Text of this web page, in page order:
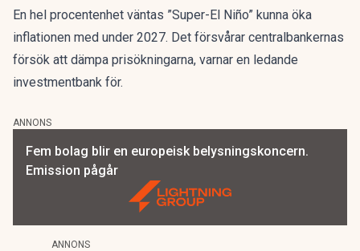
En hel procentenhet väntas ”Super-El Niño” kunna öka
inflationen med under 2027. Det försvårar centralbankernas
försök att dämpa prisökningarna, varnar en ledande
investmentbank för.
ANNONS
Fem bolag blir en europeisk belysningskoncern.
Emission pågår
ANNONS